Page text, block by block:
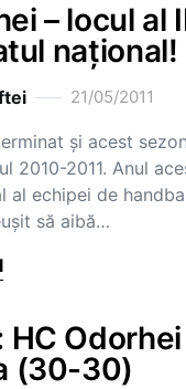
– locul al
național!
21/05/2011
și acest
2010-2011. Anul
echipei de
să aibă…
HC Odorhei
(30-30)